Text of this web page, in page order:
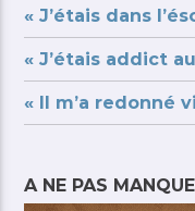
« J’étais dans
« J’étais addict
« Il m’a redonné
A NE PAS